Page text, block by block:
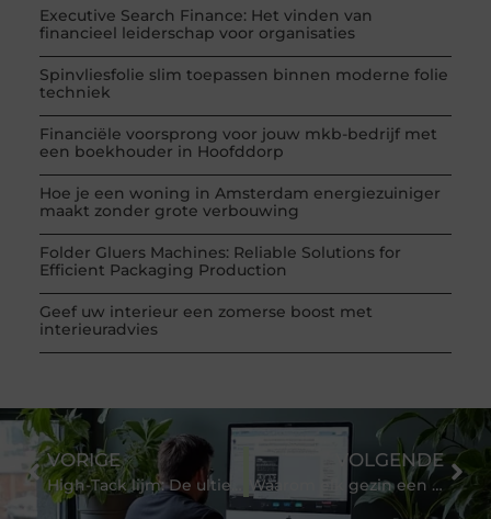
Executive Search Finance: Het vinden van
financieel leiderschap voor organisaties
Spinvliesfolie slim toepassen binnen moderne folie
techniek
Financiële voorsprong voor jouw mkb-bedrijf met
een boekhouder in Hoofddorp
Hoe je een woning in Amsterdam energiezuiniger
maakt zonder grote verbouwing
Folder Gluers Machines: Reliable Solutions for
Efficient Packaging Production
Geef uw interieur een zomerse boost met
interieuradvies
VORIGE VOLGENDE
Waarom elk gezin een badschuim nodig heeft